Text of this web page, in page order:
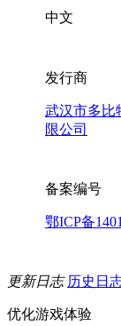
中文
发行商
武汉市多比
限公司
备案编号
鄂ICP备
更新日志 历史日
优化游戏体验